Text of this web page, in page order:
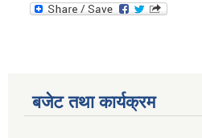
बजेट तथा कार्यक्रम